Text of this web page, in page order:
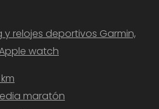
relojes deportivos Garmin,
watch
maratón